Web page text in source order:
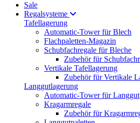
Sale
Regalsysteme
Tafellagerung
Automatic-Tower für Blech
Flachpaletten-Magazin
Schubfachregale für Bleche
Zubehör für
Vertikale Tafellagerung
Zubehör für Vertikale
Langgutlagerung
Automatic-Tower für Langgut
Kragarmregale
Zubehör für